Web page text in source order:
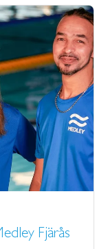
Fjärås